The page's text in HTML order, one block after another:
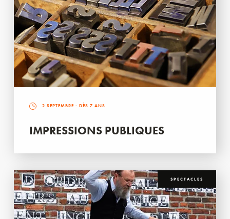
2 SEPTEMBRE - DÈS 7 ANS
IMPRESSIONS PUBLIQUES
SPECTACLES